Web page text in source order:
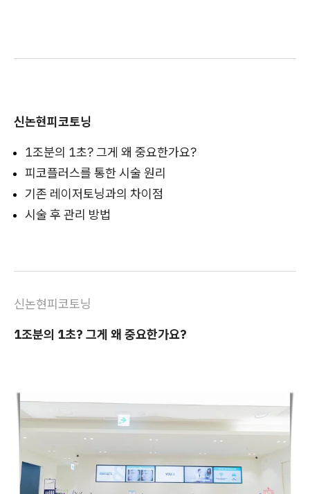
신논현피코토닝
1조분의 1초? 그게 왜 중요한가요?
피코플러스를 통한 시술 원리
기존 레이저토닝과의 차이점
시술 후 관리 방법
신논현피코토닝
1조분의 1초? 그게 왜 중요한가요?